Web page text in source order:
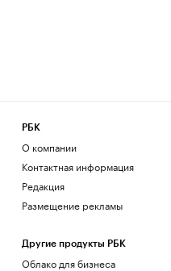
РБК
О компании
Контактная информация
Редакция
Размещение рекламы
Другие продукты РБК
Облако для бизнеса